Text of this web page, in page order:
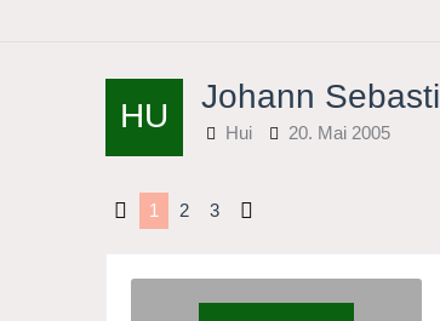
Johann
Hui 20. Mai 2005
1 2 3